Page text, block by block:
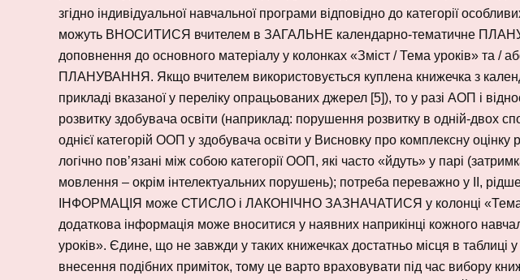
згідно індивідуальної навчальної програми відповідно до категорії
можуть ВНОСИТИСЯ вчителем в ЗАГАЛЬНЕ календарно-тематичне
доповнення до основного матеріалу у колонках «Зміст / Тема уроків»
ПЛАНУВАННЯ. Якщо вчителем використовується куплена книжечка з
прикладі вказаної у переліку опрацьованих джерел [5]), то у разі АОП і
розвитку здобувача освіти (наприклад: порушення розвитку в одній-двох
однієї категорій ООП у здобувача освіти у Висновку про комплексну оцінку
логічно повʼязані між собою категорії ООП, які часто «йдуть» у парі
мовлення – окрім інтелектуальних порушень); потреба переважно у ІІ, рідше
ІНФОРМАЦІЯ може СТИСЛО і ЛАКОНІЧНО ЗАЗНАЧАТИСЯ у колонці «Тема
додаткова інформація може вноситися у наявних наприкінці кожного
уроків». Єдине, що не завжди у таких книжечках достатньо місця в таблиці
внесення подібних приміток, тому це варто враховувати під час вибору